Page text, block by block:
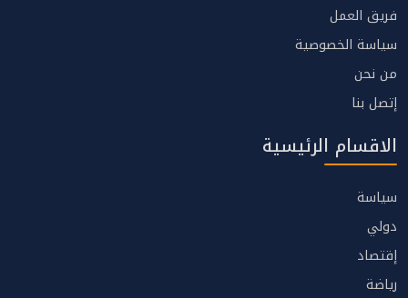
فريق العمل
سياسة الخصوصية
من نحن
إتصل بنا
الاقسام الرئيسية
سياسة
دولي
إقتصاد
رياضة